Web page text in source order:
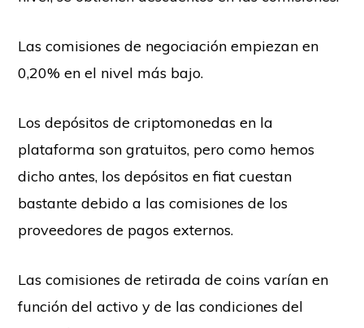
Las comisiones de negociación empiezan en
0,20% en el nivel más bajo.
Los depósitos de criptomonedas en la
plataforma son gratuitos, pero como hemos
dicho antes, los depósitos en fiat cuestan
bastante debido a las comisiones de los
proveedores de pagos externos.
Las comisiones de retirada de coins varían en
función del activo y de las condiciones del